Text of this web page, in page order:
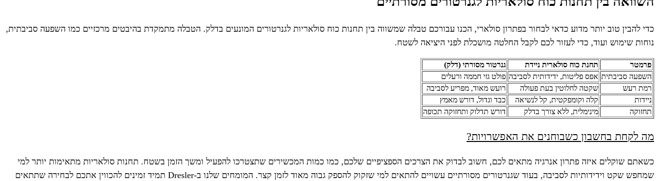
כדי להבין טוב יותר מדוע כדאי לבחור בפתרון סולארי, הכנו עבורכם טבלה שמשווה בין תחנות כוח סולאריות לגנרטורים המונעים בדלק. הטבלה מתמקדת בהיבטים מרכזיים כמו השפעה סביבתית,
נוחות שימוש ועוד, כדי לעזור לכם לקבל החלטה מושכלת לפני היציאה לשטח.
פרמטר תחנת כוח סולארית ניידת
גנרטור מסורתי (דלק)
השפעה סביבתית אפס פליטות, ידידותית לסביבה פולט גזי חממה ורעלים
רמת רעש
שקטה לחלוטין בעת פעולה
רועש מאוד, מפריע לסביבה
ניידות
קלה וקומפקטית, קל לנשיאה
כבד וגדול, דורש מאמץ
תחזוקה
מינימלית, ללא צורך בדלק דורש תדלוק ותחזוקה תכופה
מה לקחת בחשבון כשבוחנים את האפשרויות?
כשאתם שוקלים איזה פתרון אנרגיה מתאים לכם, חשוב לבדוק את הצרכים הספציפיים שלכם, כמו כמות המכשירים שתצטרכו להפעיל ומשך הזמן בשטח. תחנות סולאריות מתאימות יותר למי
שמחפש שקט וידידותיות לסביבה, בעוד שגנרטורים מסורתיים עשויים להתאים למי שזקוק להספק גבוה מאוד לזמן קצר. המומחים שלנו ב-Dresler תמיד זמינים להכווין אתכם לבחירה שתתאים